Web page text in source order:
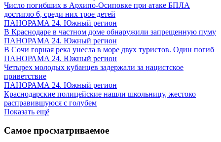
Число погибших в Архипо-Осиповке при атаке БПЛА
достигло 6, среди них трое детей
ПАНОРАМА 24. Южный регион
В Краснодаре в частном доме обнаружили запрещенную пуму
ПАНОРАМА 24. Южный регион
В Сочи горная река унесла в море двух туристов. Один погиб
ПАНОРАМА 24. Южный регион
Четырех молодых кубанцев задержали за нацистское
приветствие
ПАНОРАМА 24. Южный регион
Краснодарские полицейские нашли школьницу, жестоко
расправившуюся с голубем
Показать ещё
Самое просматриваемое